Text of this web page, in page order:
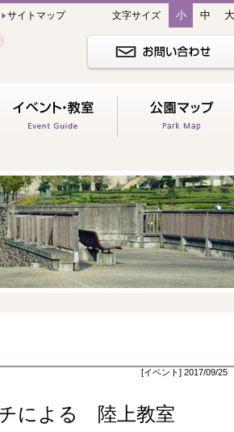
文字サイズ 小 中 大
サイトマップ
[イベント] 2017/09/25
による 陸上教室